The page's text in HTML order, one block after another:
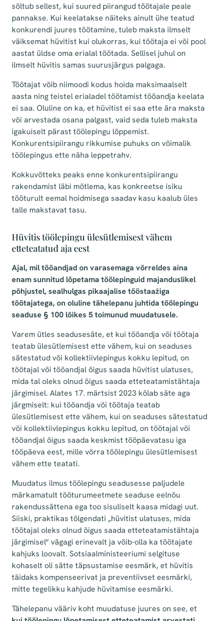
sõltub sellest, kui suured piirangud töötajale peale
pannakse. Kui keelatakse näiteks ainult ühe teatud
konkurendi juures töötamine, tuleb maksta ilmselt
väiksemat hüvitist kui olukorras, kui töötaja ei või pool
aastat üldse oma erialal töötada. Sellisel juhul on
ilmselt hüvitis samas suurusjärgus palgaga.
Töötajat võib niimoodi kodus hoida maksimaalselt
aasta ning teistel erialadel töötamist tööandja keelata
ei saa. Oluline on ka, et hüvitist ei saa ette ära maksta
või arvestada osana palgast, vaid seda tuleb maksta
igakuiselt pärast töölepingu lõppemist.
Konkurentsipiirangu rikkumise puhuks on võimalik
töölepingus ette näha leppetrahv.
Kokkuvõtteks peaks enne konkurentsipiirangu
rakendamist läbi mõtlema, kas konkreetse isiku
tööturult eemal hoidmisega saadav kasu kaalub üles
talle makstavat tasu.
Hüvitis töölepingu ülesütlemisest vähem
etteteatatud aja eest
Ajal, mil tööandjad on varasemaga võrreldes aina
enam sunnitud lõpetama töölepinguid majanduslikel
põhjustel, sealhulgas pikaajalise tööstaažiga
töötajatega, on oluline tähelepanu juhtida töölepingu
seaduse § 100 lõikes 5 toimunud muudatusele.
Varem ütles seadusesäte, et kui tööandja või töötaja
teatab ülesütlemisest ette vähem, kui on seaduses
sätestatud või kollektiivlepingus kokku lepitud, on
töötajal või tööandjal õigus saada hüvitist ulatuses,
mida tal oleks olnud õigus saada etteteatamistähtaja
järgimisel. Alates 17. märtsist 2023 kõlab säte aga
järgmiselt: kui tööandja või töötaja teatab
ülesütlemisest ette vähem, kui on seaduses sätestatud
või kollektiivlepingus kokku lepitud, on töötajal või
tööandjal õigus saada keskmist tööpäevatasu iga
tööpäeva eest, mille võrra töölepingu ülesütlemisest
vähem ette teatati.
Muudatus ilmus töölepingu seadusesse paljudele
märkamatult tööturumeetmete seaduse eelnõu
rakendussättena ega too sisuliselt kaasa midagi uut.
Siiski, praktikas tõlgendati „hüvitist ulatuses, mida
töötajal oleks olnud õigus saada etteteatamistähtaja
järgimisel“ vägagi erinevalt ja võib-olla ka töötajate
kahjuks loovalt. Sotsiaalministeeriumi selgituse
kohaselt oli sätte täpsustamise eesmärk, et hüvitis
täidaks kompenseerivat ja preventiivset eesmärki,
mitte tegelikku kahjude hüvitamise eesmärki.
Tähelepanu vääriv koht muudatuse juures on see, et